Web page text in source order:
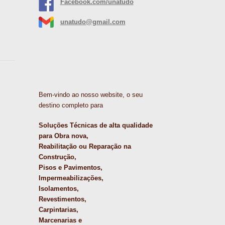
Facebook.com/unatudo
unatudo@gmail.com
Bem-vindo ao nosso website, o seu
destino completo para
Soluções Técnicas de alta qualidade
para Obra nova,
Reabilitação ou Reparação na
Construção,
Pisos e Pavimentos,
Impermeabilizações,
Isolamentos,
Revestimentos,
Carpintarias,
Marcenarias e